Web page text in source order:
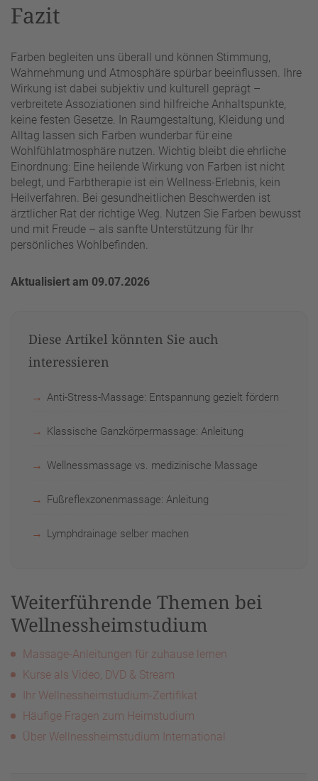
Fazit
Farben begleiten uns überall und können Stimmung,
Wahrnehmung und Atmosphäre spürbar beeinflussen. Ihre
Wirkung ist dabei subjektiv und kulturell geprägt –
verbreitete Assoziationen sind hilfreiche Anhaltspunkte,
keine festen Gesetze. In Raumgestaltung, Kleidung und
Alltag lassen sich Farben wunderbar für eine
Wohlfühlatmosphäre nutzen. Wichtig bleibt die ehrliche
Einordnung: Eine heilende Wirkung von Farben ist nicht
belegt, und Farbtherapie ist ein Wellness-Erlebnis, kein
Heilverfahren. Bei gesundheitlichen Beschwerden ist
ärztlicher Rat der richtige Weg. Nutzen Sie Farben bewusst
und mit Freude – als sanfte Unterstützung für Ihr
persönliches Wohlbefinden.
Aktualisiert am 09.07.2026
Diese Artikel könnten Sie auch
interessieren
Anti-Stress-Massage: Entspannung gezielt fördern
Klassische Ganzkörpermassage: Anleitung
Wellnessmassage vs. medizinische Massage
Fußreflexzonenmassage: Anleitung
Lymphdrainage selber machen
Weiterführende Themen bei
Wellnessheimstudium
Massage-Anleitungen für zuhause lernen
Kurse als Video, DVD & Stream
Ihr Wellnessheimstudium-Zertifikat
Häufige Fragen zum Heimstudium
Über Wellnessheimstudium International